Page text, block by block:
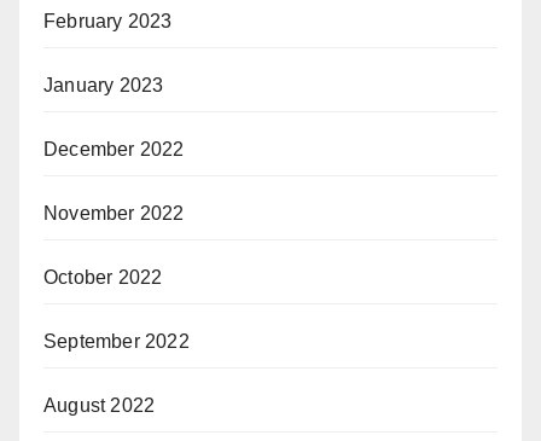
February 2023
January 2023
December 2022
November 2022
October 2022
September 2022
August 2022